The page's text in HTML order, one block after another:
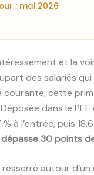
: mai 2026
et la
des salariés
cette
dans le
% à l’entrée, puis
dépasse 30 points
autour